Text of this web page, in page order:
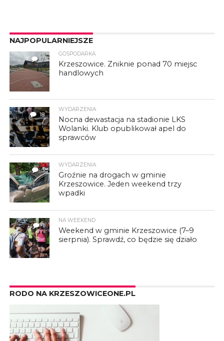
NAJPOPULARNIEJSZE
7
GOSPODARKA
Krzeszowice. Zniknie ponad 70 miejsc
handlowych
18
WYDARZENIA
Nocna dewastacja na stadionie LKS
Wolanki. Klub opublikował apel do
sprawców
3
WYDARZENIA
Groźnie na drogach w gminie
Krzeszowice. Jeden weekend trzy
wpadki
1
NA WEEKEND
Weekend w gminie Krzeszowice (7–9
sierpnia). Sprawdź, co będzie się działo
RODO NA KRZESZOWICEONE.PL